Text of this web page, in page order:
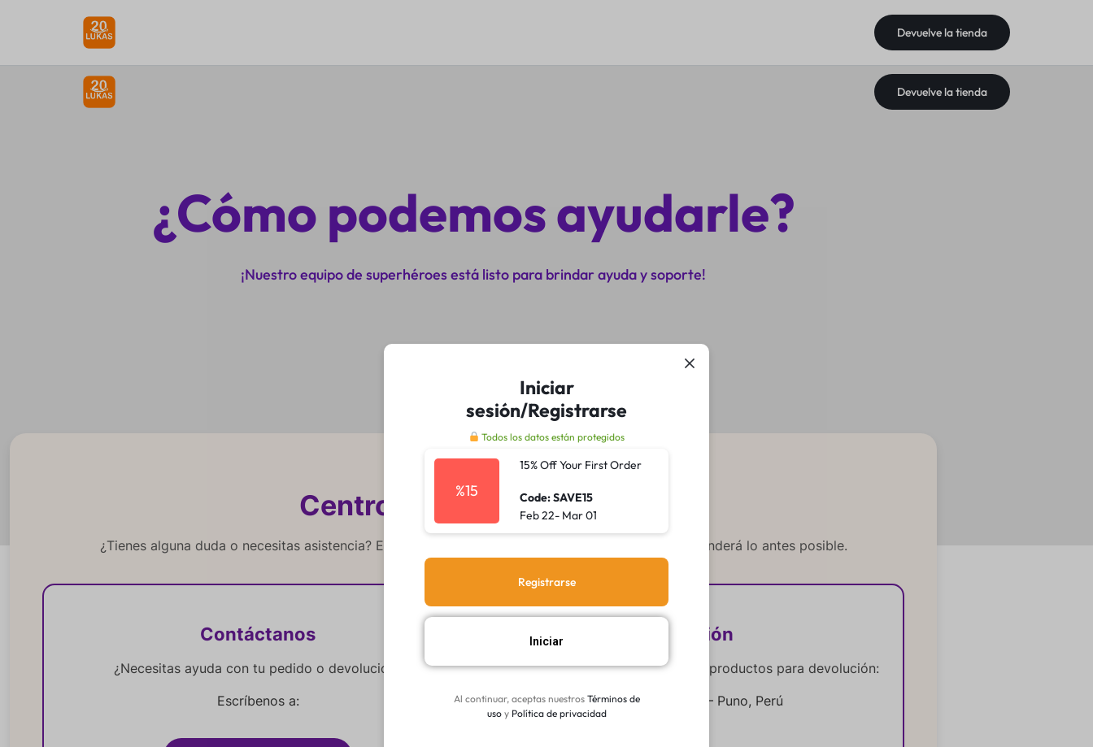
MILLONARIO
Devuelve la tienda
Devuelve la tienda
¿Cómo podemos ayudarle?
¡Nuestro equipo de superhéroes está listo para brindar ayuda y soporte!
Centro de Ayuda20Lukas
¿Tienes alguna duda o necesitas asistencia? Estamos aquí para ayudarte. Nuestro equipo te responderá lo antes posible.
Contáctanos
¿Necesitas ayuda con tu pedido o devolución?
Escríbenos a:
Ubicación
Puedes visitarnos o enviarnos tus productos para devolución:
Av. El Sol, Juliaca – Puno, Perú
Iniciar
sesión/Registrarse
Todos los datos están protegidos
%15
15% Off Your First Order
Code: SAVE15
Feb 22- Mar 01
Registrarse
Iniciar
Al continuar, aceptas nuestros Términos de
usoy Política de privacidad